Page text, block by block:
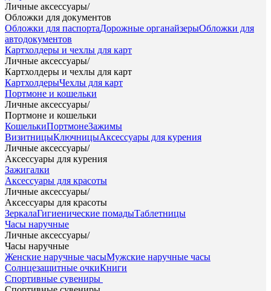
Личные аксессуары/
Обложки для документов
Обложки для паспортаДорожные органайзерыОбложки для
автодокументов
Картхолдеры и чехлы для карт
Личные аксессуары/
Картхолдеры и чехлы для карт
КартхолдерыЧехлы для карт
Портмоне и кошельки
Личные аксессуары/
Портмоне и кошельки
КошелькиПортмонеЗажимы
ВизитницыКлючницыАксессуары для курения
Личные аксессуары/
Аксессуары для курения
Зажигалки
Аксессуары для красоты
Личные аксессуары/
Аксессуары для красоты
ЗеркалаГигиенические помадыТаблетницы
Часы наручные
Личные аксессуары/
Часы наручные
Женские наручные часыМужские наручные часы
Солнцезащитные очкиКниги
Спортивные сувениры